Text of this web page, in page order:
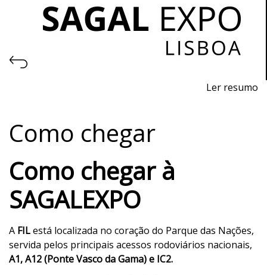
Ler resumo
De 5 a 7 abril de 2027 - FIL, Lisboa
segunda e terça: 9h às 18h
quarta: 9h às 16h
Como chegar
Como chegar à
SAGALEXPO
A FILestá localizada no coração do Parque das Nações,
servida pelos principais acessos rodoviários nacionais,
A1, A12 (Ponte Vasco da Gama) e IC2.